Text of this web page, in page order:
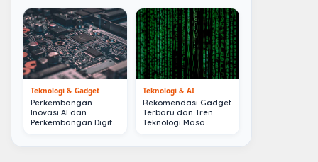
Teknologi & Gadget
Perkembangan
Inovasi AI dan
Perkembangan Digital
Teknologi & AI
Rekomendasi Gadget
Terbaru dan Tren
Teknologi Masa